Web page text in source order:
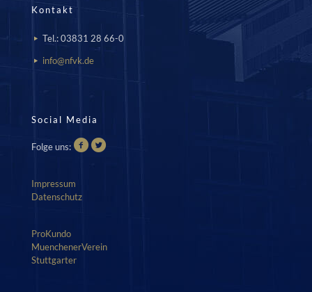
Kontakt
Tel.: 03831 28 66-0
info@nfvk.de
Social Media
Folge uns:
Impressum
Datenschutz
ProKundo
MuenchenerVerein
Stuttgarter